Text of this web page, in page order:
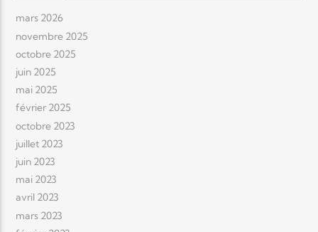
mars 2026
novembre 2025
octobre 2025
juin 2025
mai 2025
février 2025
octobre 2023
juillet 2023
juin 2023
mai 2023
avril 2023
mars 2023